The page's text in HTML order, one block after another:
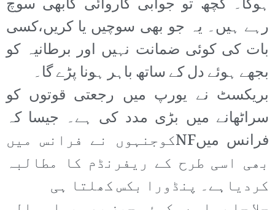
ہوگا۔ کچھ تو جوابی کاروائی کابھی سوچ
رہے ہیں۔ یہ جو بھی سوچیں یا کریں،کسی
بات کی کوئی ضمانت نہیں اور برطانیہ کو
بجھے ہوئے دل کے ساتھ باہر ہونا پڑے گا۔
بریکسٹ نے یورپ میں رجعتی قوتوں کو
سراٹھانے میں بڑی مدد کی ہے۔ جیسا کہ
فرانس میںNFکوجنہوں نے فرانس میں
بھی اسی طرح کے ریفرنڈم کا مطالبہ
کردیاہے۔ پنڈورا بکس کھلتا ہی